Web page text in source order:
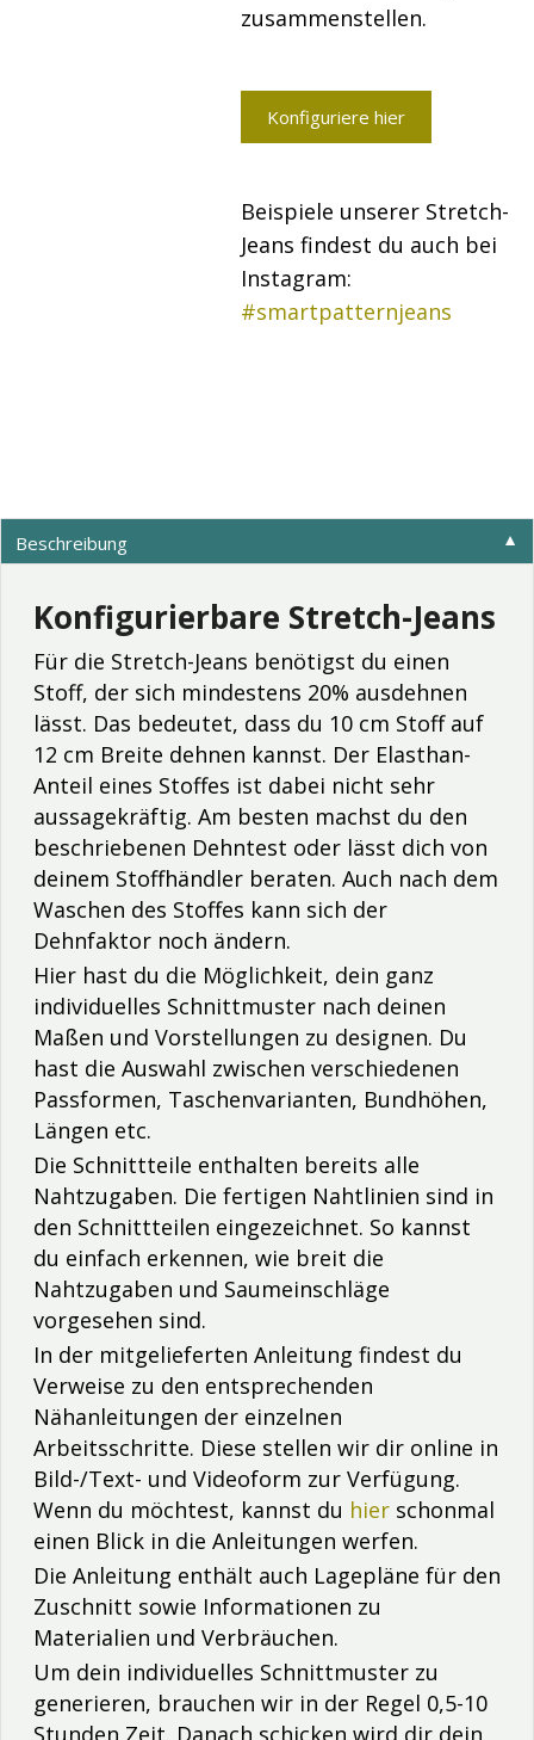
zusammenstellen.
Konfiguriere hier
Beispiele unserer Stretch-
Jeans findest du auch bei
Instagram:
#smartpatternjeans
Beschreibung ▼
Konfigurierbare Stretch-Jeans
Für die Stretch-Jeans benötigst du einen
Stoff, der sich mindestens 20% ausdehnen
lässt. Das bedeutet, dass du 10 cm Stoff auf
12 cm Breite dehnen kannst. Der Elasthan-
Anteil eines Stoffes ist dabei nicht sehr
aussagekräftig. Am besten machst du den
beschriebenen Dehntest oder lässt dich von
deinem Stoffhändler beraten. Auch nach dem
Waschen des Stoffes kann sich der
Dehnfaktor noch ändern.
Hier hast du die Möglichkeit, dein ganz
individuelles Schnittmuster nach deinen
Maßen und Vorstellungen zu designen. Du
hast die Auswahl zwischen verschiedenen
Passformen, Taschenvarianten, Bundhöhen,
Längen etc.
Die Schnittteile enthalten bereits alle
Nahtzugaben. Die fertigen Nahtlinien sind in
den Schnittteilen eingezeichnet. So kannst
du einfach erkennen, wie breit die
Nahtzugaben und Saumeinschläge
vorgesehen sind.
In der mitgelieferten Anleitung findest du
Verweise zu den entsprechenden
Nähanleitungen der einzelnen
Arbeitsschritte. Diese stellen wir dir online in
Bild-/Text- und Videoform zur Verfügung.
Wenn du möchtest, kannst du hier schonmal
einen Blick in die Anleitungen werfen.
Die Anleitung enthält auch Lagepläne für den
Zuschnitt sowie Informationen zu
Materialien und Verbräuchen.
Um dein individuelles Schnittmuster zu
generieren, brauchen wir in der Regel 0,5-10
Stunden Zeit. Danach schicken wird dir dein